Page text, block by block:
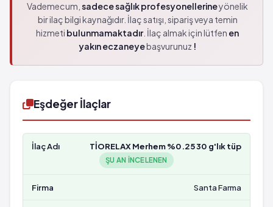
Vademecum, sadece sağlık profesyonellerineyönelik
bir ilaç bilgi kaynağıdır. İlaç satışı, sipariş veya temin
hizmeti bulunmamaktadır. İlaç almak için lütfen en
yakın eczaneyebaşvurunuz !
Eşdeğer İlaçlar
TİORELAX Merhem %0.25 30 g'lık tüp
ŞU AN INCELENEN
Santa Farma